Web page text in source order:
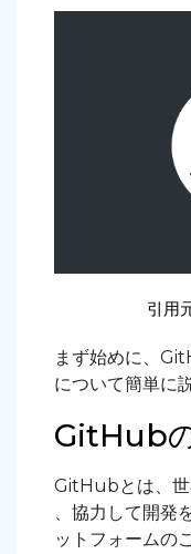
引用
まず始めに、
について簡単に
GitHub
GitHubとは、世
、協力して開発
ットフォームの